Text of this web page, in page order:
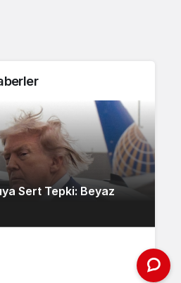
Sert Tepki: Beyaz